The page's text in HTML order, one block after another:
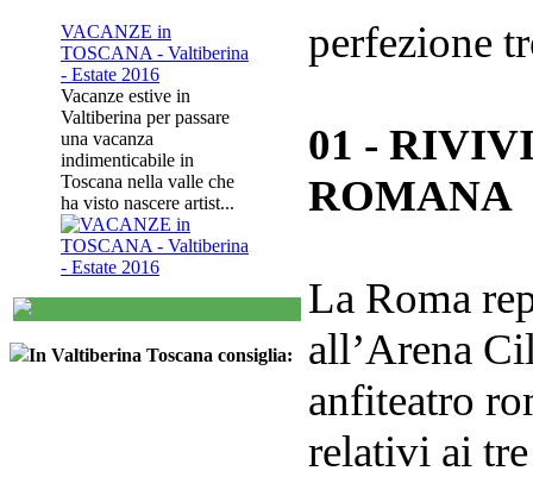
VACANZE in
TOSCANA - Valtiberina
- Estate 2016
Vacanze estive in
Valtiberina per passare
una vacanza
indimenticabile in
Toscana nella valle che
ha visto nascere artist...
In Valtiberina Toscana consiglia:
perfezione
01 -
ROMANA
La Roma
all’Arena
anfiteatro
relativi ai